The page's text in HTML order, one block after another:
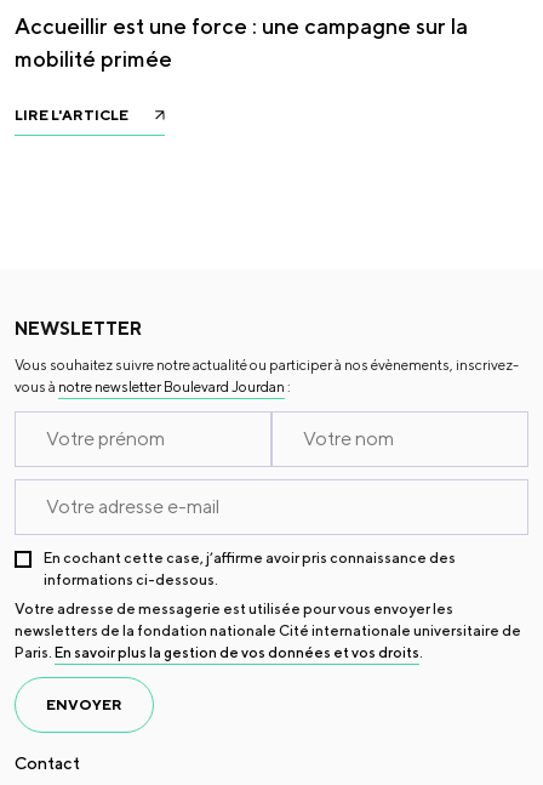
Accueillir est une force : une campagne sur la
mobilité primée
LIRE L'ARTICLE
NEWSLETTER
Vous souhaitez suivre notre actualité ou participer à nos évènements, inscrivez-
vous à notre newsletter Boulevard Jourdan :
En cochant cette case, j’affirme avoir pris connaissance des
informations ci-dessous.
Votre adresse de messagerie est utilisée pour vous envoyer les
newsletters de la fondation nationale Cité internationale universitaire de
Paris. En savoir plus la gestion de vos données et vos droits.
ENVOYER
Contact